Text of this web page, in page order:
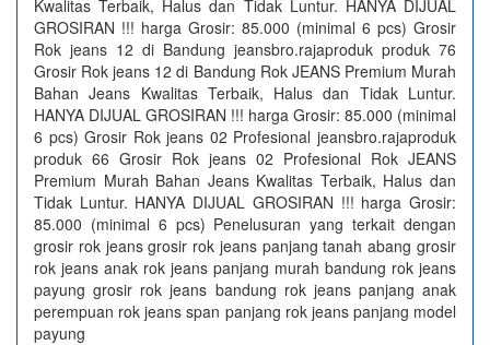
Kwalitas Terbaik, Halus dan Tidak Luntur. HANYA DIJUAL
GROSIRAN !!! harga Grosir: 85.000 (minimal 6 pcs) Grosir
Rok jeans 12 di Bandung jeansbro.rajaproduk produk 76
Grosir Rok jeans 12 di Bandung Rok JEANS Premium Murah
Bahan Jeans Kwalitas Terbaik, Halus dan Tidak Luntur.
HANYA DIJUAL GROSIRAN !!! harga Grosir: 85.000 (minimal
6 pcs) Grosir Rok jeans 02 Profesional jeansbro.rajaproduk
produk 66 Grosir Rok jeans 02 Profesional Rok JEANS
Premium Murah Bahan Jeans Kwalitas Terbaik, Halus dan
Tidak Luntur. HANYA DIJUAL GROSIRAN !!! harga Grosir:
85.000 (minimal 6 pcs) Penelusuran yang terkait dengan
grosir rok jeans grosir rok jeans panjang tanah abang grosir
rok jeans anak rok jeans panjang murah bandung rok jeans
payung grosir rok jeans bandung rok jeans panjang anak
perempuan rok jeans span panjang rok jeans panjang model
payung